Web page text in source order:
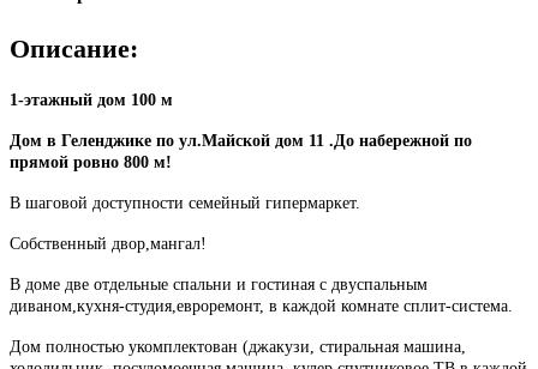
Описание:
1-этажный дом 100 м
Дом в Геленджике по ул.Майской дом 11 .До набережной по
прямой ровно 800 м!
В шаговой доступности семейный гипермаркет.
Собственный двор,мангал!
В доме две отдельные спальни и гостиная с двуспальным
диваном,кухня-студия,евроремонт, в каждой комнате сплит-система.
Дом полностью укомплектован (джакузи, стиральная машина,